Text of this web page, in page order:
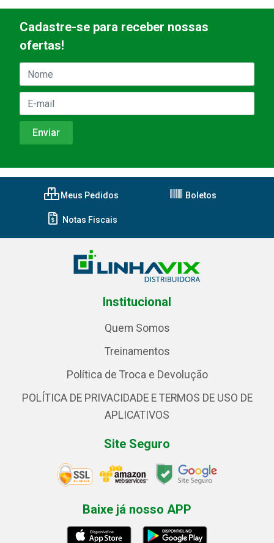
Cadastre-se para receber nossas
ofertas!
Meus Pedidos Boletos
Notas Fiscais
Institucional
Quem Somos
Treinamentos
Política de Troca e Devolução
POLÍTICA DE PRIVACIDADE E TERMOS DE USO DE
APLICATIVOS
Site Seguro
Baixe já nosso APP